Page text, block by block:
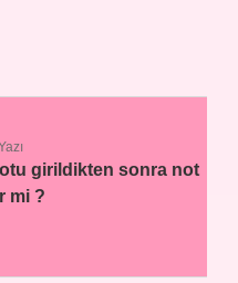
girildikten sonra not
mi ?